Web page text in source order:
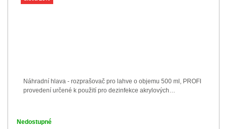
Náhradní hlava - rozprašovač pro lahve o objemu 500 ml, PROFI
provedení určené k použití pro dezinfekce akrylových…
Nedostupné